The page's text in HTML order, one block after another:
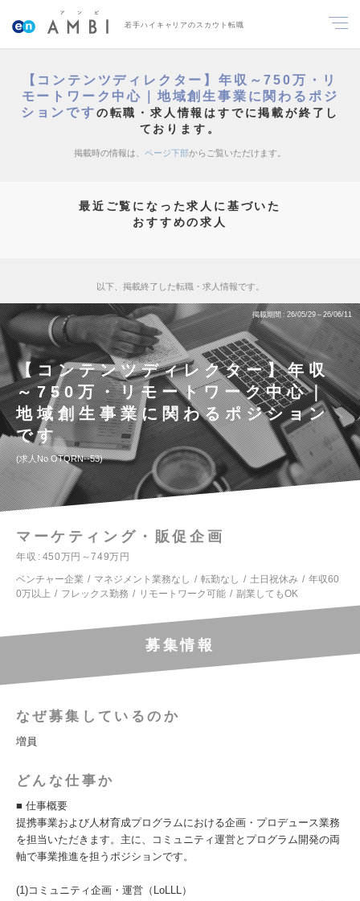
若手ハイキャリアのスカウト転職
【コンテンツディレクター】年収～750万・リ
モートワーク中心｜地域創生事業に関わるポジ
ションですの転職・求人情報はすでに掲載が終了し
ております。
掲載時の情報は、 ページ下部からご覧いただけます。
最近ご覧になった求人に基づいた
おすすめの求人
以下、掲載終了した転職・求人情報です。
掲載期間 26/05/29～26/06/11
【コンテンツディレクター】年収
～750万・リモートワーク中心｜
地域創生事業に関わるポジション
です
求人No.OTQRN--53
マーケティング・販促企画
年収
450万円～749万円
ベンチャー企業
マネジメント業務なし 転勤なし 土日祝休み
年収60
0万以上
フレックス勤務 リモートワーク可能 副業してもOK
募集情報
なぜ募集しているのか
増員
どんな仕事か
■ 仕事概要
提携事業および人材育成プログラムにおける企画・プロデュース業務
を担当いただきます。主に、コミュニティ運営とプログラム開発の両
軸で事業推進を担うポジションです。
(1)コミュニティ企画・運営（LoLLL）